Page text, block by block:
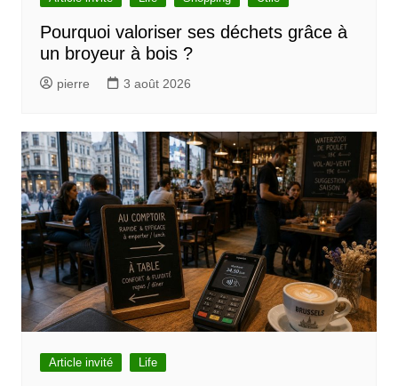
Pourquoi valoriser ses déchets grâce à
un broyeur à bois ?
pierre 3 août 2026
Article invité Life